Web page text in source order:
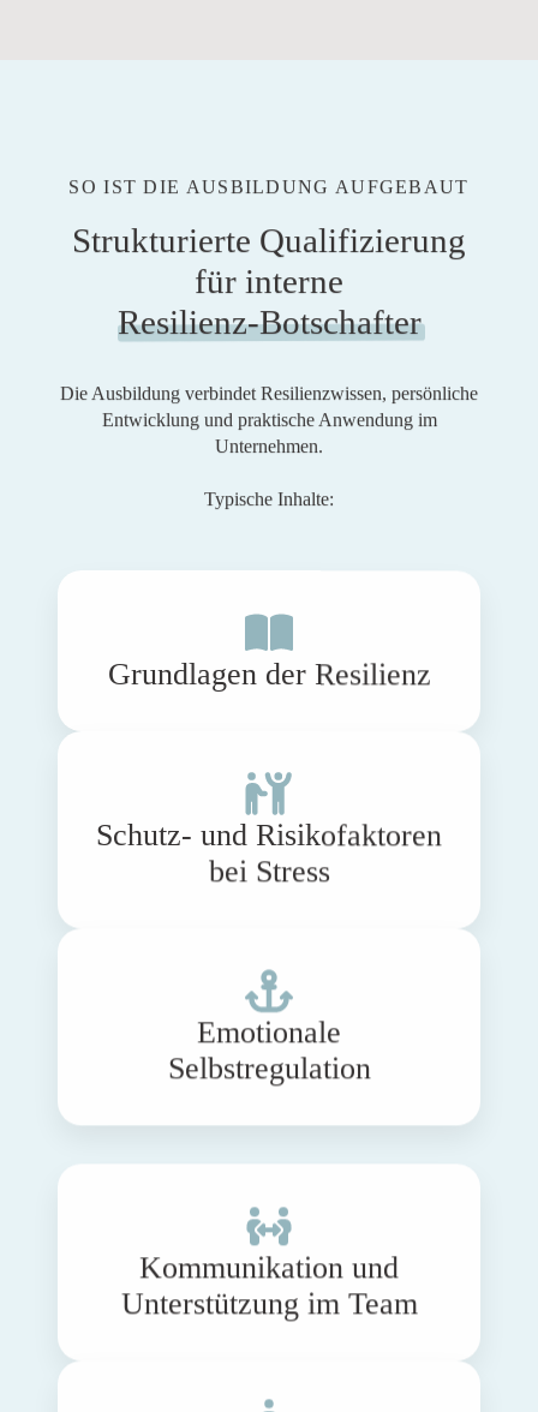
SO IST DIE AUSBILDUNG AUFGEBAUT
Strukturierte Qualifizierung
für interne
Resilienz-Botschafter
Die Ausbildung verbindet Resilienzwissen, persönliche
Entwicklung und praktische Anwendung im
Unternehmen.
Typische Inhalte:
Grundlagen der Resilienz
Schutz- und Risikofaktoren
bei Stress
Emotionale
Selbstregulation
Kommunikation und
Unterstützung im Team